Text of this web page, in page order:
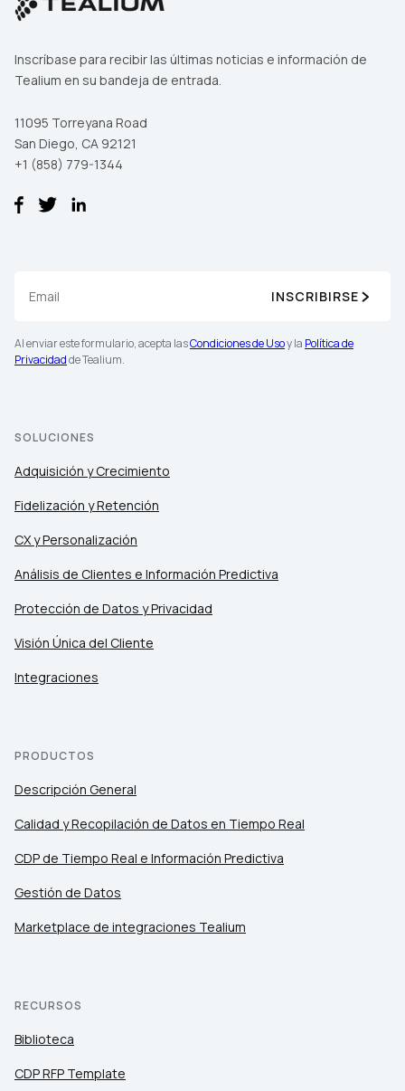
Al enviar este formulario, acepta las
ENVIAR
Inscríbase para recibir las últimas noticias e información de
Tealium en su bandeja de entrada.
11095 Torreyana Road
San Diego, CA 92121
+1 (858) 779-1344
INSCRIBIRSE
Al enviar este formulario, acepta lasCondiciones de Usoy la Política de
Privacidadde Tealium.
SOLUCIONES
Adquisición y Crecimiento
Fidelización y Retención
CX y Personalización
Análisis de Clientes e Información Predictiva
Protección de Datos y Privacidad
Visión Única del Cliente
Integraciones
PRODUCTOS
Descripción General
Calidad y Recopilación de Datos en Tiempo Real
CDP de Tiempo Real e Información Predictiva
Gestión de Datos
Marketplace de integraciones Tealium
RECURSOS
Biblioteca
CDP RFP Template